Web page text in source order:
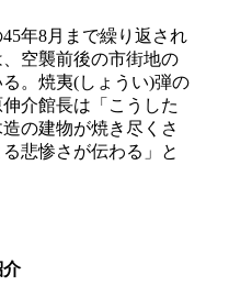
年8月まで繰り返され
空襲前後の市街地の
。焼夷(しょうい)弾の
介館長は「こうした
の建物が焼き尽くさ
悲惨さが伝わる」と
介